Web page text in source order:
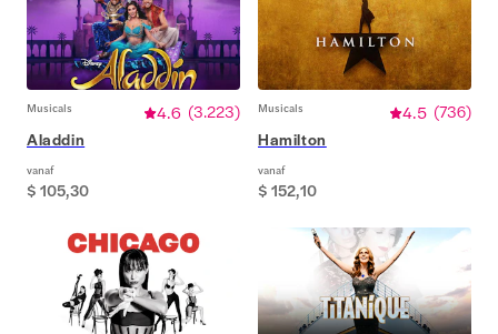
Musicals 4.6 (3.223)
Aladdin
vanaf
$ 105,30
Musicals 4.5 (736)
Hamilton
vanaf
$ 152,10